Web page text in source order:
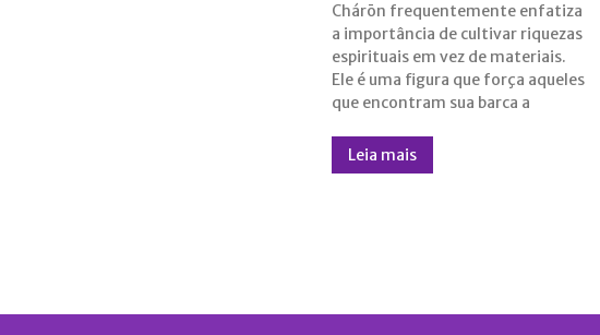
Chárōn frequentemente enfatiza
a importância de cultivar riquezas
espirituais em vez de materiais.
Ele é uma figura que força aqueles
que encontram sua barca a
confrontar verdades universais
sobre a vida, a morte e o que
significa ser verdadeiramente rico​​
Leia mais